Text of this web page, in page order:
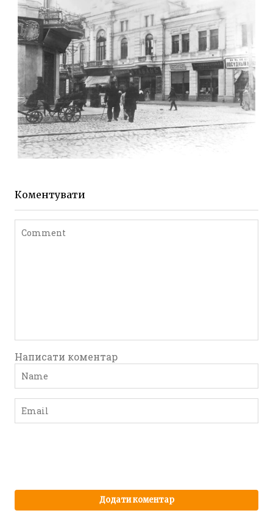
до 1917 року
Leave a comment
ЖИТОМИР МИХАЙЛІВСЬКА 1903 РОКУ
Коментувати
Написати коментар